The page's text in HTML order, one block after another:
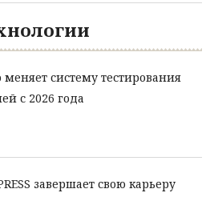
систему тестирования
с 2026 года
завершает свою карьеру